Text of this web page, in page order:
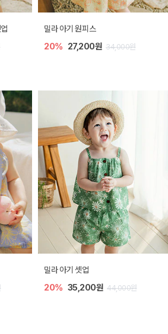
엘로디 니트 아기 뷔스티에
20% 21,600원 27,000원
베티 니트 아기 민소매 티셔츠
10% 24,300원 27,000원